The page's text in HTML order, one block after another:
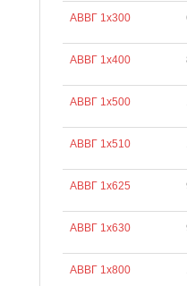
АВВГ 1х300
АВВГ 1х400
АВВГ 1х500
АВВГ 1х510
АВВГ 1х625
АВВГ 1х630
АВВГ 1х800